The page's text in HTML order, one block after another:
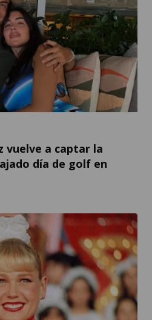
vuelve a captar la
día de golf en